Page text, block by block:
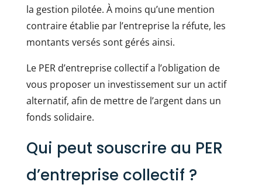
la gestion pilotée. À moins qu’une mention
contraire établie par l’entreprise la réfute, les
montants versés sont gérés ainsi.
Le PER d’entreprise collectif a l’obligation de
vous proposer un investissement sur un actif
alternatif, afin de mettre de l’argent dans un
fonds solidaire.
Qui peut souscrire au PER
d’entreprise collectif ?